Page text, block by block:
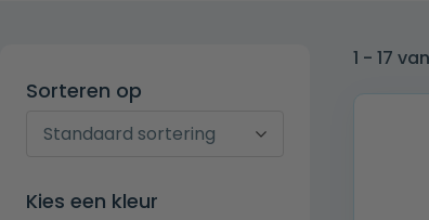
Sorteren op
Sorteren
Standaard sortering
Kies een kleur
1 - 17